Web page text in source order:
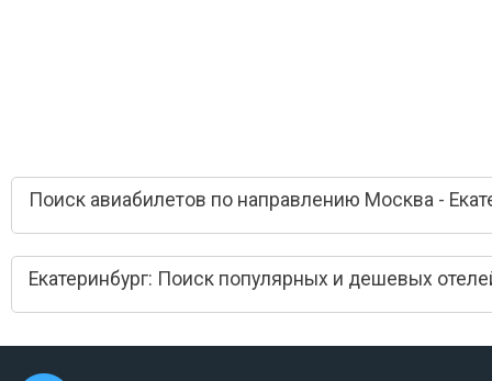
Поиск авиабилетов по направлению Москва -
Екатеринбург: Поиск популярных и дешевых